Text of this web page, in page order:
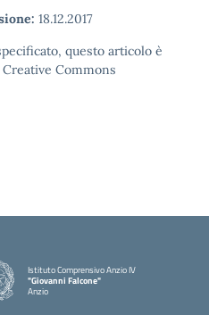
18.12.2017
questo articolo è
Commons
Istituto Comprensivo Anzio IV
"Giovanni Falcone"
Anzio